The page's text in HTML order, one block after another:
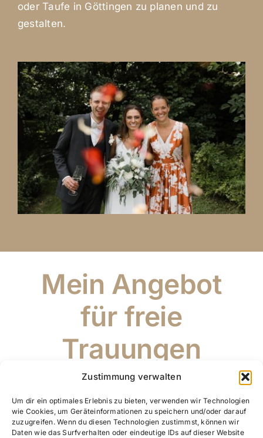
Zustimmung verwalten
Um dir ein optimales Erlebnis zu bieten, verwenden wir Technologien
wie Cookies, um Geräteinformationen zu speichern und/oder darauf
zuzugreifen. Wenn du diesen Technologien zustimmst, können wir
Daten wie das Surfverhalten oder eindeutige IDs auf dieser Website
oder Taufe in Göttingen zu planen und zu
gestalten.
Mein Angebot
für freie
Trauungen
unverbindliches
Kennenlerngespräch